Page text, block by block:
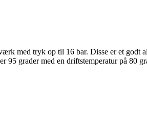
med tryk op til 16 bar. Disse er et godt
grader med en driftstemperatur på 80